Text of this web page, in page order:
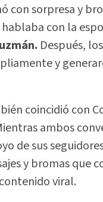
con sorpresa y
con la
Después,
y
coincidió con
ambos
de sus
y bromas que
viral.